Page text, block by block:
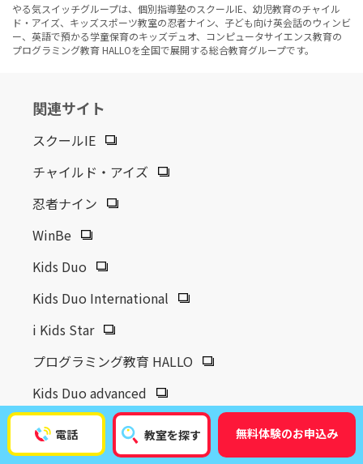
電話 教室を探す 無料体験のお申込み
やる気スイッチグループは、個別指導塾のスクールIE、幼児教育のチャイル
ド・アイズ、キッズスポーツ教室の忍者ナイン、子ども向け英会話のウィンビ
ー、英語で預かる学童保育のキッズデュオ、コンピュータサイエンス教育の
プログラミング教育 HALLOを全国で展開する総合教育グループです。
関連サイト
スクールIE
チャイルド・アイズ
忍者ナイン
WinBe
Kids Duo
Kids Duo International
i Kids Star
プログラミング教育 HALLO
Kids Duo advanced
やる気スイッチグループ サイトマップ
プライバシーポリシー
カスタマーハラスメントに対するポリシー